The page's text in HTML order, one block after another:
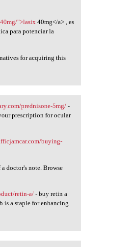
">lasix40mg</a> , es
para potenciar la
for acquiring this
prednisone-5mg/-
prescription for ocular
buying-
doctor's note. Browse
retin-a/ - buy retin a
a staple for enhancing